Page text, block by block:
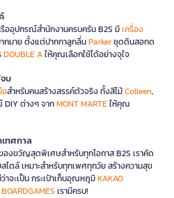
ออุปกรณ์สำนักงานครบครัน B2S มีเครื่อง
กมาย ตั้งแต่ปากกาลูกลื่นParkerชุดดินสอกด
DOUBLE Aให้คุณเลือกใช้ได้อย่างจุใจ
บ
อสำหรับคนสร้างสรรค์ตัวจริง ทั้งสีไม้Colleen,
DIY ต่างๆ จากMONT MARTEให้คุณ
ทศกาล
งขวัญสุดพิเศษสำหรับทุกโอกาส B2S เราคัด
ไตล์ เหมาะสำหรับทุกเพศทุกวัย สร้างความสุข
จะเป็น กระเป๋าเก็บอุณหภูมิKAKAO
เรามีครบ!